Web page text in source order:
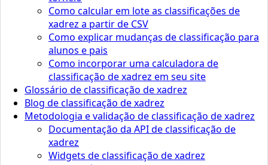
Como calcular em lote as classificações de
xadrez a partir de CSV
Como explicar mudanças de classificação para
alunos e pais
Como incorporar uma calculadora de
classificação de xadrez em seu site
Glossário de classificação de xadrez
Blog de classificação de xadrez
Metodologia e validação de classificação de xadrez
Documentação da API de classificação de
xadrez
Widgets de classificação de xadrez